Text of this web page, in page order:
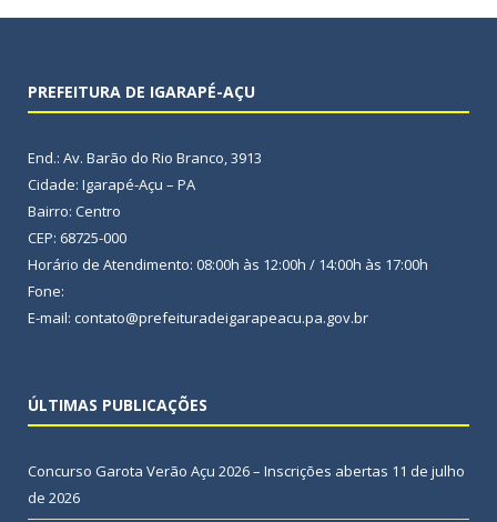
PREFEITURA DE IGARAPÉ-AÇU
End.: Av. Barão do Rio Branco, 3913
Cidade: Igarapé-Açu – PA
Bairro: Centro
CEP: 68725-000
Horário de Atendimento: 08:00h às 12:00h / 14:00h às 17:00h
Fone:
E-mail: contato@prefeituradeigarapeacu.pa.gov.br
ÚLTIMAS PUBLICAÇÕES
Concurso Garota Verão Açu 2026 – Inscrições abertas 11 de julho
de 2026